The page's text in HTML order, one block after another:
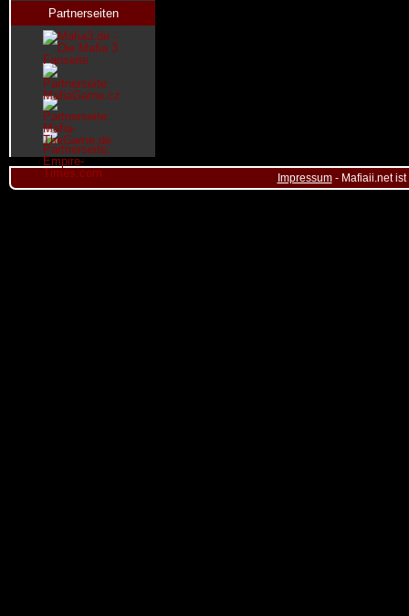
Partnerseiten
Impressum- Mafiaii.net ist